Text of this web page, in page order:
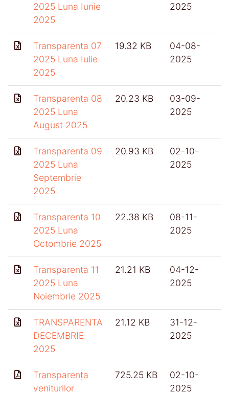
2025 Luna Iunie
2025
2025
Transparenta 07
2025 Luna Iulie
2025
19.32 KB
04-08-
2025
Transparenta 08
2025 Luna
August 2025
20.23 KB
03-09-
2025
Transparenta 09
2025 Luna
Septembrie
2025
20.93 KB
02-10-
2025
Transparenta 10
2025 Luna
Octombrie 2025
22.38 KB
08-11-
2025
Transparenta 11
2025 Luna
Noiembrie 2025
21.21 KB
04-12-
2025
TRANSPARENTA
DECEMBRIE
2025
21.12 KB
31-12-
2025
Transparența
veniturilor
725.25 KB
02-10-
2025